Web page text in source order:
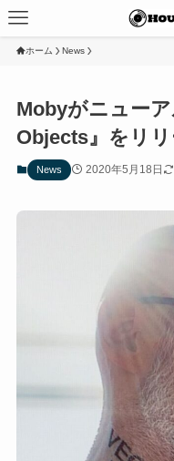
ホーム News
Mobyがニュー
Objects』をリリ
News 2020年5月18日